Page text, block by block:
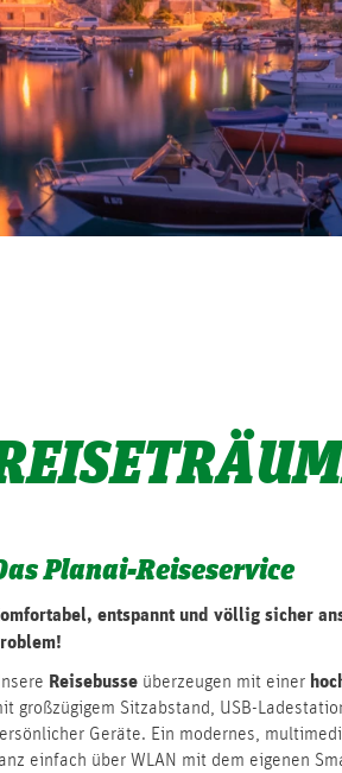
Planai-Reiseservice
entspannt und völlig sicher
Reisebusse überzeugen mit einer
großzügigem Sitzabstand, USB-
Geräte. Ein modernes,
einfach über WLAN mit dem eigenen